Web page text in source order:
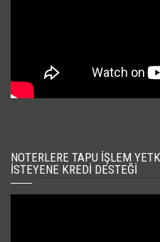
NOTERLERE TAPU İŞLEM
İSTEYENE KREDI DESTEĞI